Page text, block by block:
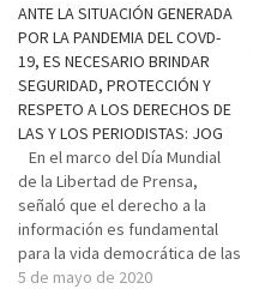
ANTE LA SITUACIÓN GENERADA
POR LA PANDEMIA DEL COVD-
19, ES NECESARIO BRINDAR
SEGURIDAD, PROTECCIÓN Y
RESPETO A LOS DERECHOS DE
LAS Y LOS PERIODISTAS: JOG
En el marco del Día Mundial
de la Libertad de Prensa,
señaló que el derecho a la
información es fundamental
para la vida democrática de las
sociedades, y más ahora
5 de mayo de 2020